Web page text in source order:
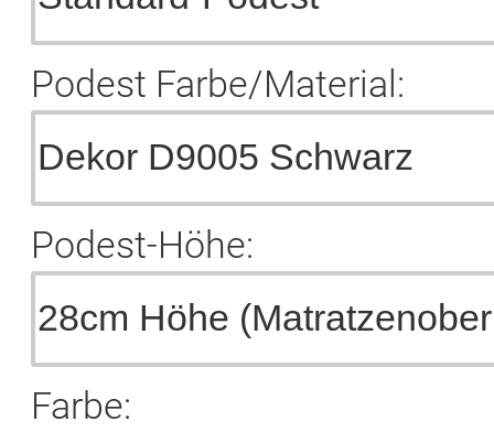
Podest Farbe/Material:
Podest-Höhe:
Farbe: